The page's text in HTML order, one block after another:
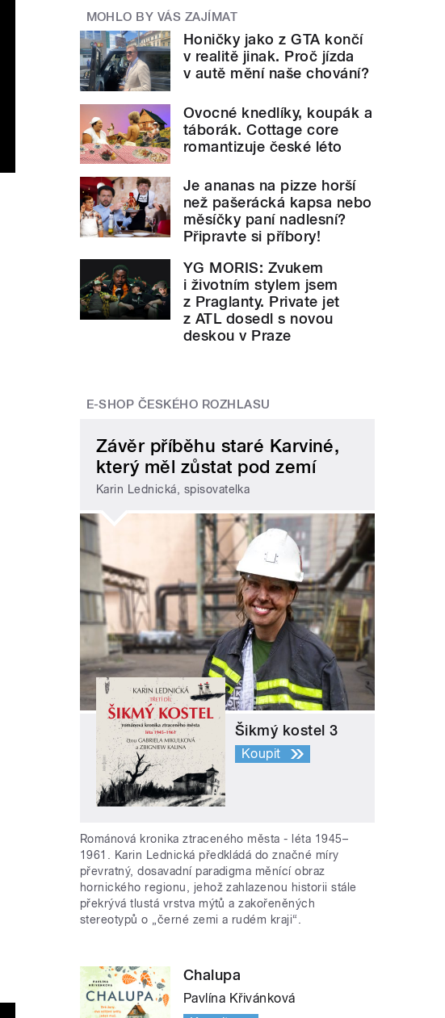
MOHLO BY VÁS ZAJÍMAT
Honičky jako z GTA končí
v realitě jinak. Proč jízda
v autě mění naše chování?
Ovocné knedlíky, koupák a
táborák. Cottage core
romantizuje české léto
Je ananas na pizze horší
než pašerácká kapsa nebo
měsíčky paní nadlesní?
Připravte si příbory!
YG MORIS: Zvukem
i životním stylem jsem
z Praglanty. Private jet
z ATL dosedl s novou
deskou v Praze
E-SHOP ČESKÉHO ROZHLASU
Závěr příběhu staré Karviné,
který měl zůstat pod zemí
Karin Lednická, spisovatelka
Šikmý kostel 3
Koupit
Románová kronika ztraceného města - léta 1945–
1961. Karin Lednická předkládá do značné míry
převratný, dosavadní paradigma měnící obraz
hornického regionu, jehož zahlazenou historii stále
překrývá tlustá vrstva mýtů a zakořeněných
stereotypů o „černé zemi a rudém kraji“.
Chalupa
Pavlína Křivánková